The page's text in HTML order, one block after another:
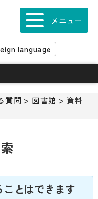
language
メニュー
質問 > 図書館 > 資料
とはできます